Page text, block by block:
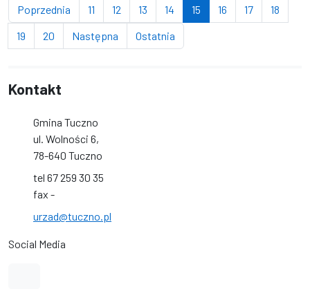
Poprzednia strona
11 strona
12 strona
13 strona
14 strona
15 (bieżąca strona)
16 strona
17strona
18
19 strona
20 stronaNastępna stronaOstatnia
Kontakt
Gmina Tuczno
ul. Wolności 6,
78-640 Tuczno
tel 67 259 30 35
fax -
urzad@tuczno.pl
Social Media